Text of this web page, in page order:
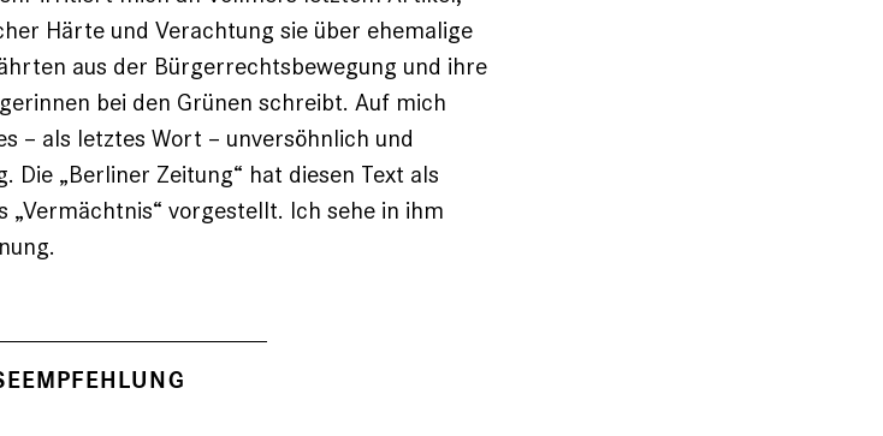
Härte und Verachtung sie über ehemalige
aus der Bürgerrechtsbewegung und ihre
bei den Grünen schreibt. Auf mich
– als letztes Wort – unversöhnlich und
Die „Berliner Zeitung“ hat diesen Text als
„Vermächtnis“ vorgestellt. Ich sehe in ihm